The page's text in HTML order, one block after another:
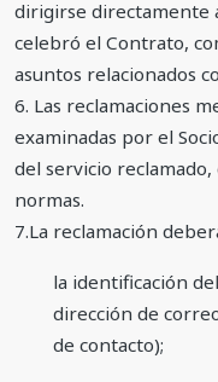
dirigirse directamente
celebró el Contrato,
asuntos relacionados
6. Las reclamaciones
examinadas por el
del servicio
normas.
7.La reclamación
la identificación
dirección de
de contacto);